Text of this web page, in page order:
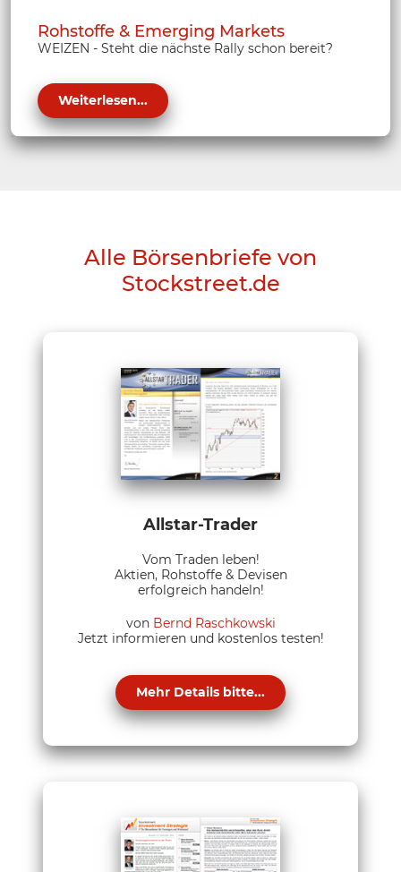
Rohstoffe & Emerging Markets
WEIZEN - Steht die nächste Rally schon bereit?
Weiterlesen...
Alle Börsenbriefe von
Stockstreet.de
Allstar-Trader
Vom Traden leben!
Aktien, Rohstoffe & Devisen
erfolgreich handeln!
von Bernd Raschkowski
Jetzt informieren und kostenlos testen!
Mehr Details bitte...